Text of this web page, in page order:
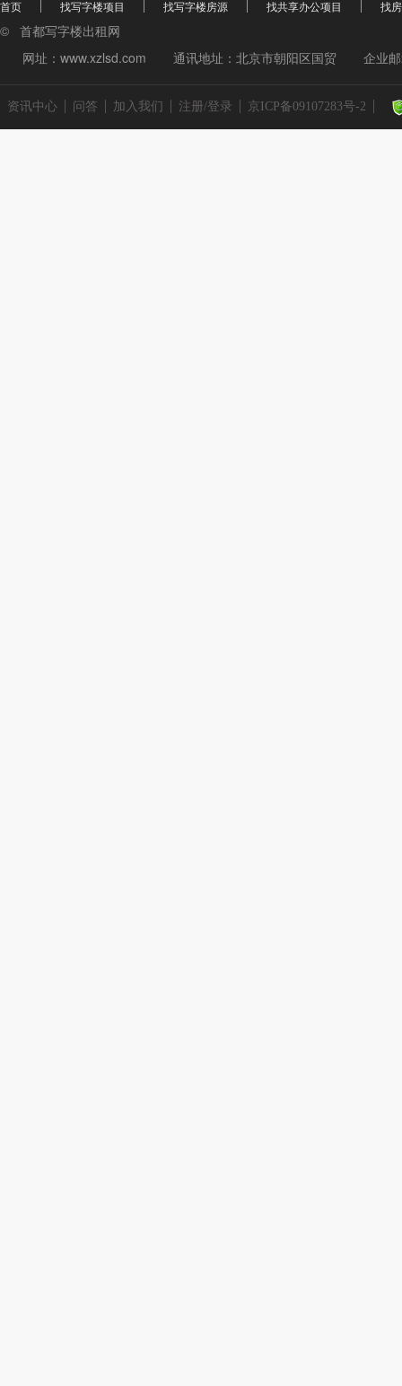
首页 找写字楼项目 找写字楼房源 找共享办公项目 找
© 首都写字楼出租网
网址：www.xzlsd.com
通讯地址：北京市朝阳区国贸 企业
资讯中心 问答 加入我们 注册/登录 京ICP备09107283号-2